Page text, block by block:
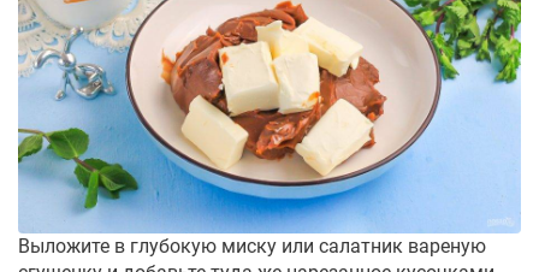
Выложите в глубокую миску или салатник вареную